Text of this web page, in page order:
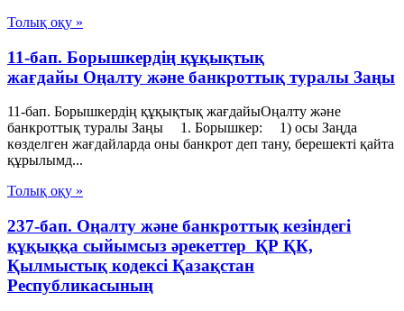
Толық оқу »
11-бап. Борышкердің құқықтық
жағдайы Оңалту және банкроттық туралы Заңы
11-бап. Борышкердің құқықтық жағдайыОңалту және
банкроттық туралы Заңы 1. Борышкер: 1) осы Заңда
көзделген жағдайларда оны банкрот деп тану, берешекті қайта
құрылымд...
Толық оқу »
237-бап. Оңалту және банкроттық кезіндегі
құқыққа сыйымсыз әрекеттер ҚР ҚК,
Қылмыстық кодексi Қазақстан
Республикасының